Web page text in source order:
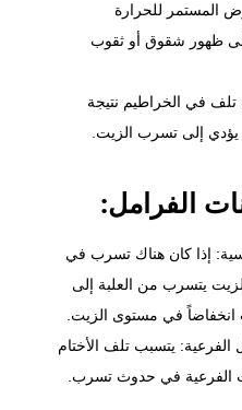
المستمر للحرارة
ظهور شقوق أو ثقوب
تلف في الخراطيم نتيجة
يؤدي إلى تسرب الزيت.
الفرامل:
إذا كان هناك تسرب في
يتسرب من العلبة إلى
انخفاضاً في مستوى الزيت.
يتسبب تلف الأختام
الفرعية في حدوث تسرب.